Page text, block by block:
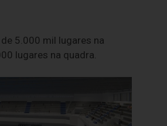
5.000 mil lugares na
lugares na quadra.